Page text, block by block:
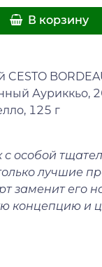
В корзину
Ауриккьо,
125 г
особой
лучшие
заменит его
концепцию и